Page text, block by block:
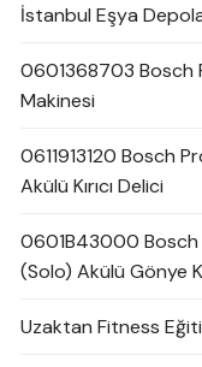
İstanbul Eşya
0601368703 Bosch
Makinesi
0611913120 Bosch
Akülü Kırıcı Delici
0601B43000 Bosch
(Solo) Akülü Gönye
Uzaktan Fitness